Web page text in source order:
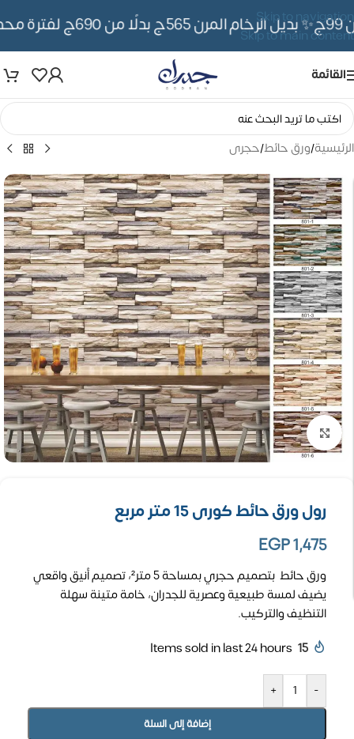
Skip to navigation
Skip to main content
✨ بديل الرخام المرن 565ج بدلًا من 690ج لفترة محدوده
القائمة
الرئيسية/ورق حائط/حجرى
تكبير الصورة
رول ورق حائط كورى 15 متر مربع
EGP1,475
ورق حائط بتصميم حجري بمساحة 5 متر²، تصميم أنيق واقعي
يضيف لمسة طبيعية وعصرية للجدران، خامة متينة سهلة
التنظيف والتركيب.
15
Items sold in last 24 hours
-
+
إضافة إلى السلة